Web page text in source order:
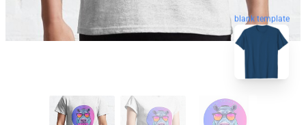
blank template